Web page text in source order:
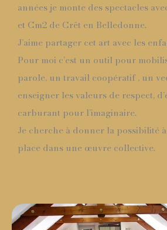
années je monte des spectacles
et Cm2 de Crêt en Belledonne.
J’aime partager cet art avec les
Pour moi c’est un outil pour
parole, un travail coopératif , un
enseigner les valeurs de respect,
carburant pour l’imaginaire.
Je cherche à donner la possibilité
place dans une œuvre collective.